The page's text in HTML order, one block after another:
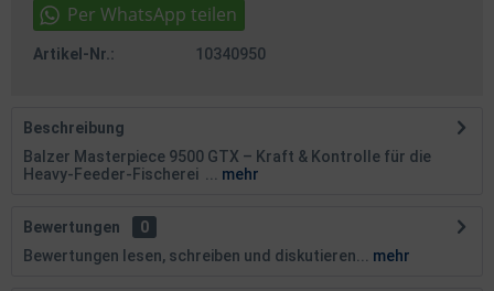
Artikel-Nr.: 10340950
Beschreibung
Balzer Masterpiece 9500 GTX – Kraft & Kontrolle für die
Heavy-Feeder-Fischerei ...
mehr
Bewertungen
0
Bewertungen lesen, schreiben und diskutieren...
mehr